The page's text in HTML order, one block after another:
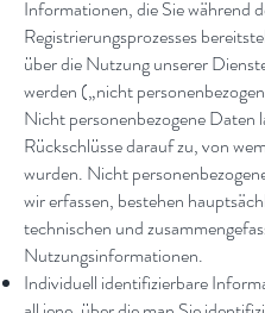
Informationen, die Sie während
Registrierungsprozesses
über die Nutzung unserer
werden („nicht
Nicht personenbezogene Daten
Rückschlüsse darauf zu, von
wurden. Nicht
wir erfassen, bestehen
technischen und
Nutzungsinformationen.
Individuell identifizierbare